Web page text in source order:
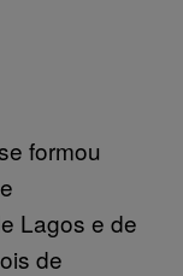
formou
Lagos e de
de